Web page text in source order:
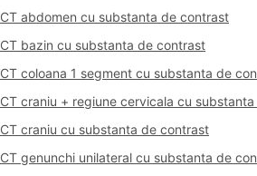
CT abdomen cu substanta de contrast
CT bazin cu substanta de contrast
CT coloana 1 segment cu substanta de
CT craniu + regiune cervicala cu
CT craniu cu substanta de contrast
CT genunchi unilateral cu substanta de